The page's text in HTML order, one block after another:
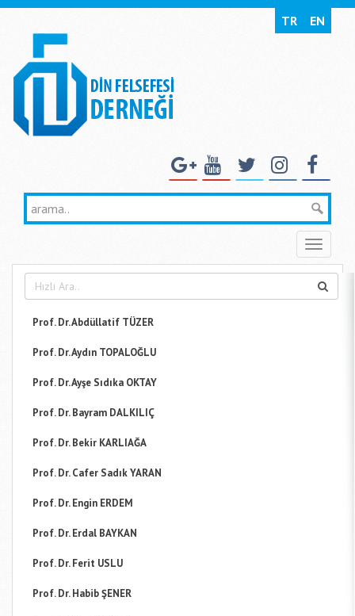
TR EN
Toggle
Prof. Dr. Abdüllatif TÜZER
Prof. Dr. Aydın TOPALOĞLU
Prof. Dr. Ayşe Sıdıka OKTAY
Prof. Dr. Bayram DALKILIÇ
Prof. Dr. Bekir KARLIAĞA
Prof. Dr. Cafer Sadık YARAN
Prof. Dr. Engin ERDEM
Prof. Dr. Erdal BAYKAN
Prof. Dr. Ferit USLU
Prof. Dr. Habib ŞENER